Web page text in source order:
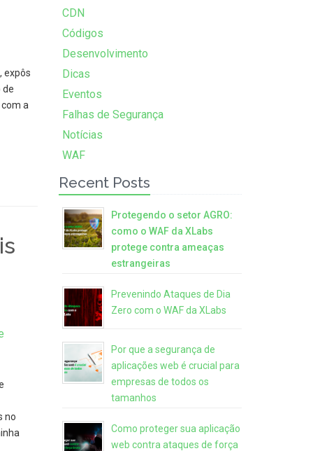
expôs
de
a
no
CDN
Códigos
Desenvolvimento
Dicas
Eventos
Falhas de Segurança
Notícias
WAF
Recent Posts
Protegendo o setor AGRO:
como o WAF da XLabs
protege contra ameaças
estrangeiras
Prevenindo Ataques de Dia
Zero com o WAF da XLabs
Por que a segurança de
aplicações web é crucial para
empresas de todos os
tamanhos
Como proteger sua aplicação
web contra ataques de força